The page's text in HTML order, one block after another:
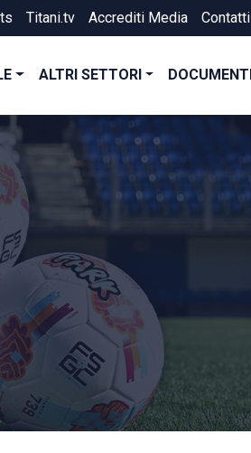
Titani.tv Accrediti Media Contatti
ALTRI SETTORI DOCUMENTI